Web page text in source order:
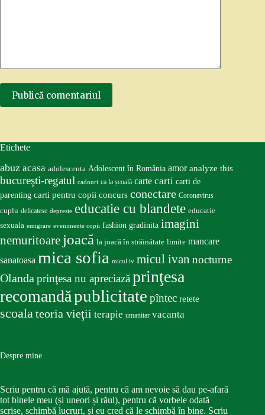
Publică comentariul
Etichete
abuz acasa adolescenta Adolescent în România amor analyze this
bucureşti-regatul cadouri ca la școală carte carti carti de
parenting carti pentru copii concurs conectare Coronavirus
cuplu delicatese depresie educatie cu blandete educatie
sexuala emigrare evenimente copii fashion gradinita imagini
nemuritoare joacă la joacă în străinătate limite mancare
sanatoasa mica sofia micul iv micul ivan nocturne
Olandaprinţesa nu apreciazăprinţesa
recomandăpublicitate pîntec retete
scoalateoria vieţii terapie umanitar vacanta
Despre mine
Scriu pentru că mă ajută, pentru că am nevoie să dau pe-afară
tot binele meu (și uneori și răul), pentru că vorbele odată
scrise, schimbă lucruri, și eu cred că le schimbă în bine. Scriu